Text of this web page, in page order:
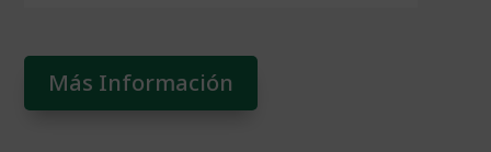
Más Información